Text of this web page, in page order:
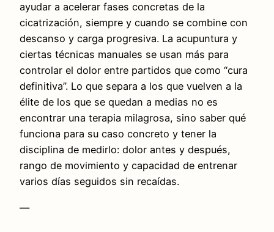
ayudar a acelerar fases concretas de la
cicatrización, siempre y cuando se combine con
descanso y carga progresiva. La acupuntura y
ciertas técnicas manuales se usan más para
controlar el dolor entre partidos que como “cura
definitiva”. Lo que separa a los que vuelven a la
élite de los que se quedan a medias no es
encontrar una terapia milagrosa, sino saber qué
funciona para su caso concreto y tener la
disciplina de medirlo: dolor antes y después,
rango de movimiento y capacidad de entrenar
varios días seguidos sin recaídas.
—